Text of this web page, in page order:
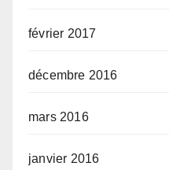
février 2017
décembre 2016
mars 2016
janvier 2016